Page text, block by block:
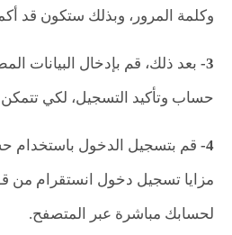
وكلمة المرور، وبذلك ستكون قد
3- بعد ذلك، قم بإدخال البيانات
حساب وتأكيد التسجيل، لكي
4- قم بتسجيل الدخول باستخدام
مزايا تسجيل دخول انستقرام من
لحسابك مباشرة عبر المتصفح.